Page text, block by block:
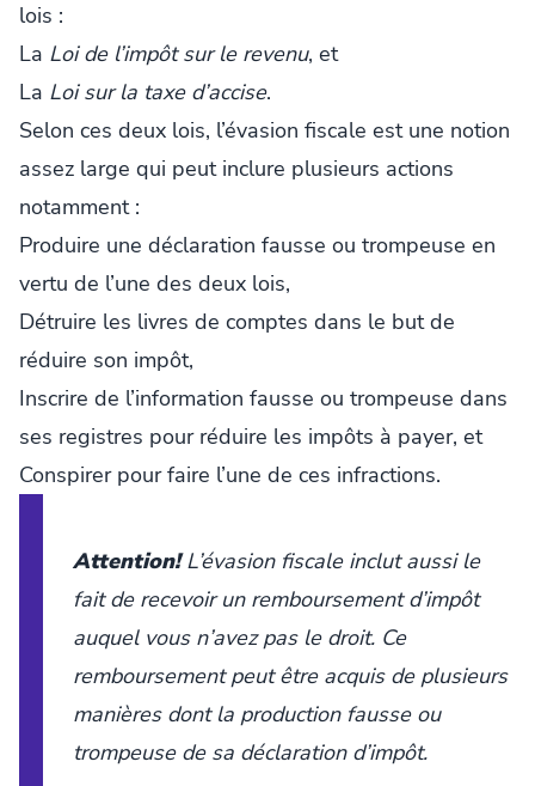
lois :
La Loi de l’impôt sur le revenu, et
La Loi sur la taxe d’accise.
Selon ces deux lois, l’évasion fiscale est une notion
assez large qui peut inclure plusieurs actions
notamment :
Produire une déclaration fausse ou trompeuse en
vertu de l’une des deux lois,
Détruire les livres de comptes dans le but de
réduire son impôt,
Inscrire de l’information fausse ou trompeuse dans
ses registres pour réduire les impôts à payer, et
Conspirer pour faire l’une de ces infractions.
Attention!L’évasion fiscale inclut aussi le
fait de recevoir un remboursement d’impôt
auquel vous n’avez pas le droit. Ce
remboursement peut être acquis de plusieurs
manières dont la production fausse ou
trompeuse de sa déclaration d’impôt.